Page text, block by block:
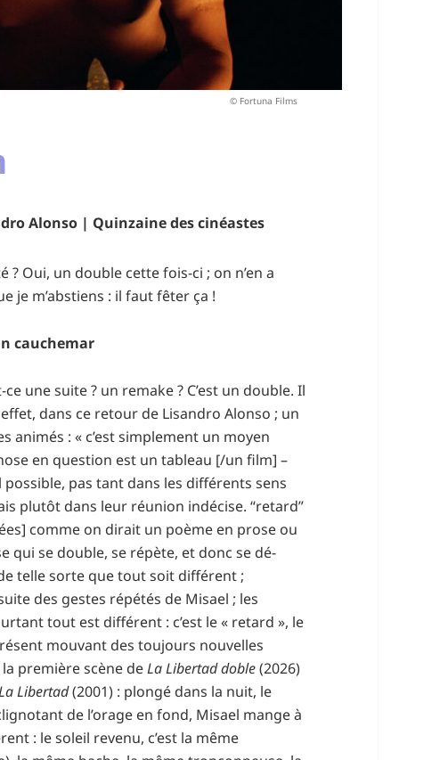
© Fortuna Films
Alonso | Quinzaine des cinéastes
Oui, un double cette fois-ci ; on n’en a
je m’abstiens : il faut fêter ça !
cauchemar
une suite ? un remake ? C’est un double. Il
dans ce retour de Lisandro Alonso ; un
animés : « c’est simplement un moyen
en question est un tableau [/un film] –
pas tant dans les différents sens
plutôt dans leur réunion indécise. “retard”
comme on dirait un poème en prose ou
qui se double, se répète, et donc se dé-
telle sorte que tout soit différent ;
des gestes répétés de Misael ; les
tout est différent : c’est le « retard », le
mouvant des toujours nouvelles
première scène deLa Libertad doble(2026)
Libertad(2001) : plongé dans la nuit, le
de l’orage en fond, Misael mange à
: le soleil revenu, c’est la même